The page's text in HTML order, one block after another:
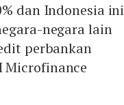
dan Indonesia ini
negara lain
perbankan
Microfinance